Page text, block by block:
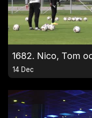
1682. Nico, Tom
14 Dec